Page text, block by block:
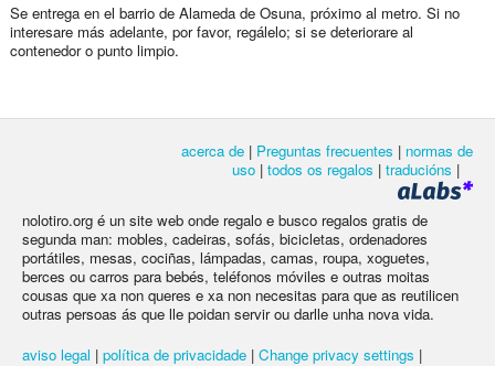
Se entrega en el barrio de Alameda de Osuna, próximo al metro. Si no
interesare más adelante, por favor, regálelo; si se deteriorare al
contenedor o punto limpio.
acerca de | Preguntas frecuentes | normas de
uso | todos os regalos | traducións |
nolotiro.org é un site web onde regalo e busco regalos gratis de
segunda man: mobles, cadeiras, sofás, bicicletas, ordenadores
portátiles, mesas, cociñas, lámpadas, camas, roupa, xoguetes,
berces ou carros para bebés, teléfonos móviles e outras moitas
cousas que xa non queres e xa non necesitas para que as reutilicen
outras persoas ás que lle poidan servir ou darlle unha nova vida.
aviso legal | política de privacidade | Change privacy settings |